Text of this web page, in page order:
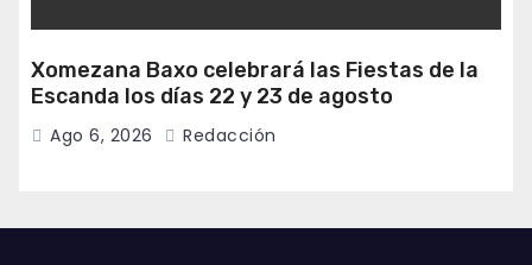
Xomezana Baxo celebrará las Fiestas de la
Escanda los días 22 y 23 de agosto
Ago 6, 2026 Redacción